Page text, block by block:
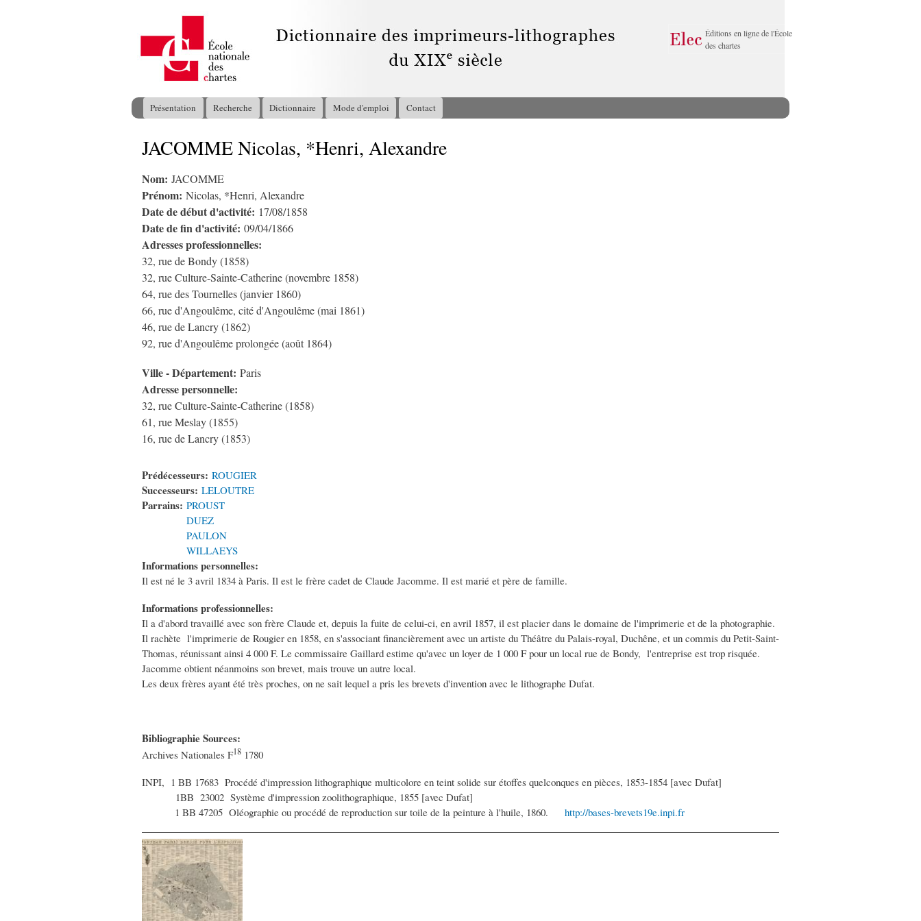
principal
Éditions en ligne de l'École
des chartes
Menu principal
Présentation Recherche Dictionnaire Mode d'emploi Contact
Vous êtes ici
JACOMME Nicolas, *Henri, Alexandre
Nom: JACOMME
Prénom: Nicolas, *Henri, Alexandre
Date de début d'activité: 17/08/1858
Date de fin d'activité: 09/04/1866
Adresses professionnelles:
32, rue de Bondy (1858)
32, rue Culture-Sainte-Catherine (novembre 1858)
64, rue des Tournelles (janvier 1860)
66, rue d'Angoulême, cité d'Angoulême (mai 1861)
46, rue de Lancry (1862)
92, rue d'Angoulême prolongée (août 1864)
Ville - Département: Paris
Adresse personnelle:
32, rue Culture-Sainte-Catherine (1858)
61, rue Meslay (1855)
16, rue de Lancry (1853)
Prédécesseurs: ROUGIER
Successeurs: LELOUTRE
Parrains: PROUST
DUEZ
PAULON
WILLAEYS
Informations personnelles:
Il est né le 3 avril 1834 à Paris. Il est le frère cadet de Claude Jacomme. Il est marié et père de famille.
Informations professionnelles:
Il a d'abord travaillé avec son frère Claude et, depuis la fuite de celui-ci, en avril 1857, il est placier dans le domaine de l'imprimerie et de la photographie.
Il rachète l'imprimerie de Rougier en 1858, en s'associant financièrement avec un artiste du Théâtre du Palais-royal, Duchêne, et un commis du Petit-Saint-
Thomas, réunissant ainsi 4 000 F. Le commissaire Gaillard estime qu'avec un loyer de 1 000 F pour un local rue de Bondy, l'entreprise est trop risquée.
Jacomme obtient néanmoins son brevet, mais trouve un autre local.
Les deux frères ayant été très proches, on ne sait lequel a pris les brevets d'invention avec le lithographe Dufat.
Bibliographie Sources:
Archives Nationales F18 1780
INPI, 1 BB 17683 Procédé d'impression lithographique multicolore en teint solide sur étoffes quelconques en pièces, 1853-1854 [avec Dufat]
1BB 23002 Système d'impression zoolithographique, 1855 [avec Dufat]
1 BB 47205 Oléographie ou procédé de reproduction sur toile de la peinture à l'huile, 1860. http://bases-brevets19e.inpi.fr